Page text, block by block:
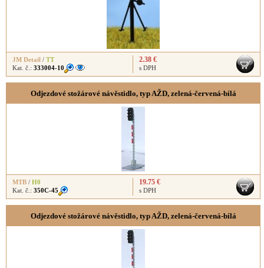
JM Detail / TT
Kat. č.: 333004-10
2.38 €
s DPH
Odjezdové stožárové návěstidlo, typ AŽD, zelená-červená-bílá
MTB / H0
Kat. č.: 350C-45
19.75 €
s DPH
Odjezdové stožárové návěstidlo, typ AŽD, zelená-červená-bílá